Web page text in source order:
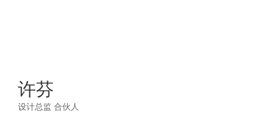
许芬
设计总监 合伙人